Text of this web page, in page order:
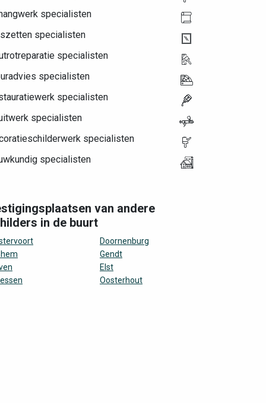
specialisten
specialisten
specialisten
specialisten
specialisten
specialisten
specialisten
specialisten
van andere
in de buurt
Doornenburg
Gendt
Elst
Oosterhout